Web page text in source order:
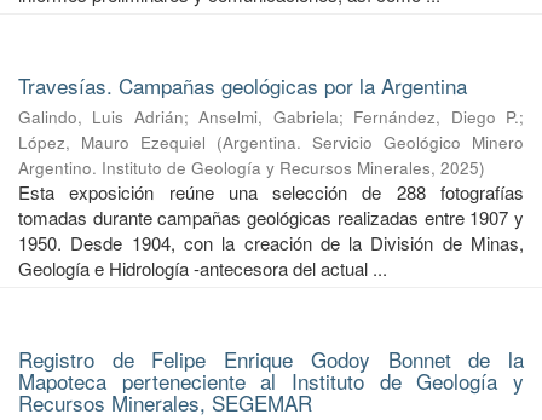
Travesías. Campañas geológicas por la Argentina
Galindo, Luis Adrián;Anselmi, Gabriela; Fernández, Diego P.;
López, Mauro Ezequiel (Argentina. Servicio Geológico Minero
Argentino. Instituto de Geología y Recursos Minerales, 2025)
Esta exposición reúne una selección de 288 fotografías
tomadas durante campañas geológicas realizadas entre 1907 y
1950. Desde 1904, con la creación de la División de Minas,
Geología e Hidrología -antecesora del actual ...
Registro de Felipe Enrique Godoy Bonnet de la
Mapoteca perteneciente al Instituto de Geología y
Recursos Minerales, SEGEMAR